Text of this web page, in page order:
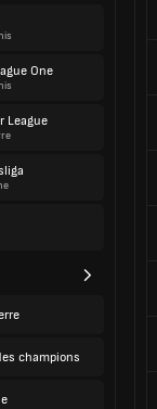
One
League
champions